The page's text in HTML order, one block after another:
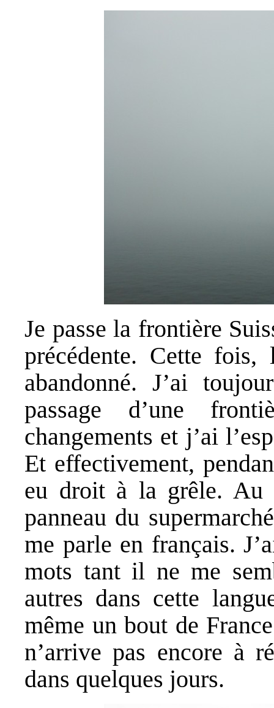
Je passe la frontière
précédente. Cette fois,
abandonné. J’ai
passage d’une
changements et j’ai
Et effectivement,
eu droit à la grêle. Au
panneau du
me parle en français.
mots tant il ne me
autres dans cette
même un bout de
n’arrive pas encore à
dans quelques jours.